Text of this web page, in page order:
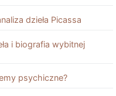
dzieła Picassa
i biografia wybitnej
psychiczne?